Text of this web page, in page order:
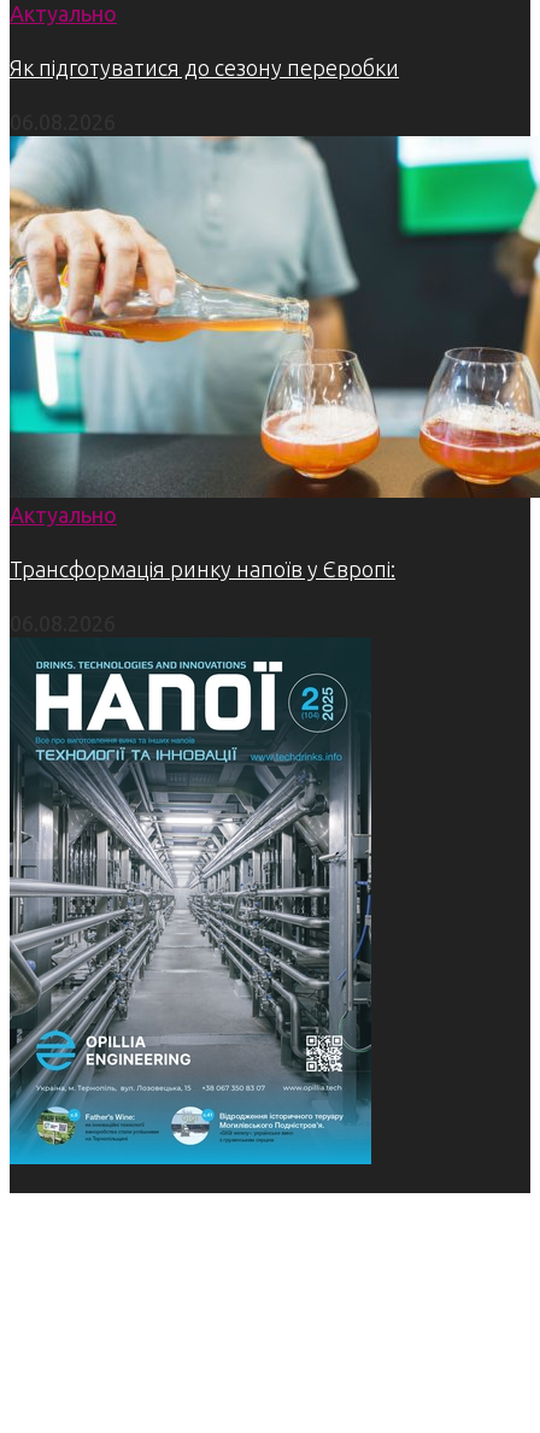
Актуально
Як підготуватися до сезону переробки
Актуально
Трансформація ринку напоїв у Європі: